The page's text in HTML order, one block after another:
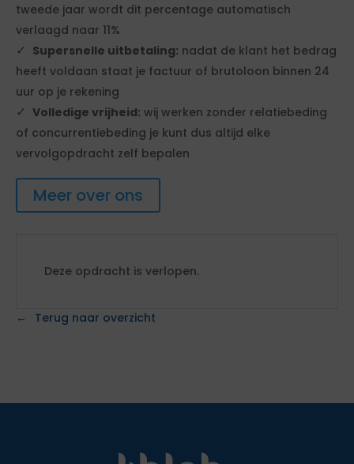
tweede jaar wordt dit percentage automatisch
verlaagd naar 11%
Supersnelle uitbetaling: nadat de klant het bedrag
heeft voldaan staat je factuur of brutoloon binnen 24
uur op je rekening
Volledige vrijheid: wij werken zonder relatiebeding
of concurrentiebeding je kunt dus altijd elke
vervolgopdracht zelf bepalen
Meer over ons
Deze opdracht is verlopen.
Terug naar overzicht